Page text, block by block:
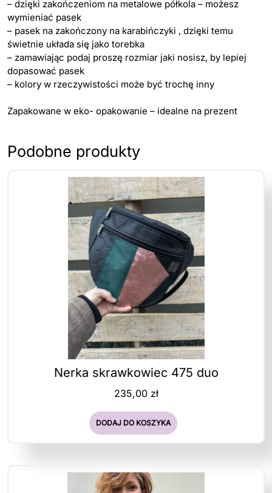
– dzięki zakończeniom na metalowe półkola – możesz
wymieniać pasek
– pasek na zakończony na karabińczyki , dzięki temu
świetnie układa się jako torebka
– zamawiając podaj proszę rozmiar jaki nosisz, by lepiej
dopasować pasek
– kolory w rzeczywistości może być trochę inny
Zapakowane w eko- opakowanie – idealne na prezent
Podobne produkty
Nerka skrawkowiec 475 duo
235,00 zł
DODAJ DO KOSZYKA